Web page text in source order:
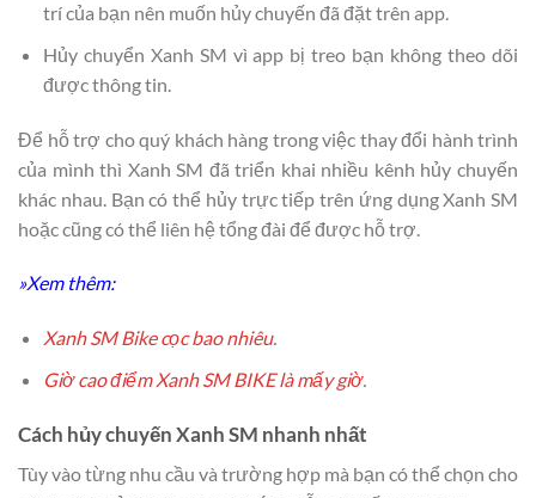
trí của bạn nên muốn hủy chuyến đã đặt trên app.
Hủy chuyển Xanh SM vì app bị treo bạn không theo dõi
được thông tin.
Để hỗ trợ cho quý khách hàng trong việc thay đổi hành trình
của mình thì Xanh SM đã triển khai nhiều kênh hủy chuyến
khác nhau. Bạn có thể hủy trực tiếp trên ứng dụng Xanh SM
hoặc cũng có thể liên hệ tổng đài để được hỗ trợ.
»Xem thêm:
Xanh SM Bike cọc bao nhiêu.
Giờ cao điểm Xanh SM BIKE là mấy giờ.
Cách hủy chuyến Xanh SM nhanh nhất
Tùy vào từng nhu cầu và trường hợp mà bạn có thể chọn cho